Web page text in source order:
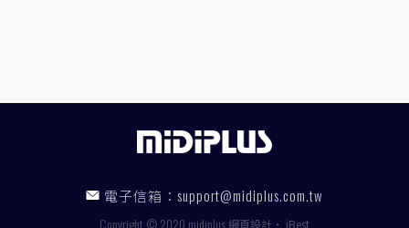
電子信箱： support@midiplus.com.tw
網頁設計 ‧ iBest